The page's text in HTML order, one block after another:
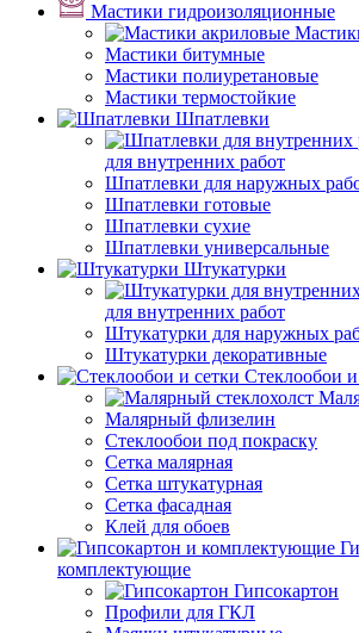
Мастики гидроизоляционные
Мастики битумные
Мастики полиуретановые
Мастики термостойкие
Шпатлевки
для внутренних работ
Шпатлевки для наружных
Шпатлевки готовые
Шпатлевки сухие
Шпатлевки универсальные
Штукатурки
для внутренних работ
Штукатурки для наружных
Штукатурки декоративные
Стеклообои и
Малярный флизелин
Стеклообои под покраску
Сетка малярная
Сетка штукатурная
Сетка фасадная
Клей для обоев
комплектующие
Гипсокартон
Профили для ГКЛ